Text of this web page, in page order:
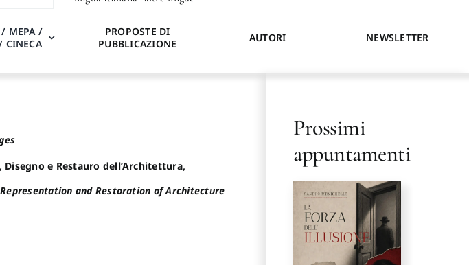
MEPA /
CINECA
PROPOSTE DI
PUBBLICAZIONE
AUTORI NEWSLETTER
e Restauro dell’Architettura,
and Restoration of Architecture
Prossimi
appuntamenti